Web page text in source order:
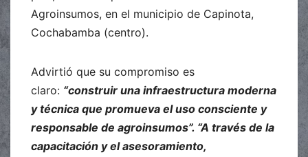
Agroinsumos, en el municipio de Capinota,
Cochabamba (centro).
Advirtió que su compromiso es
claro: “construir una infraestructura moderna
y técnica que promueva el uso consciente y
responsable de agroinsumos”. “A través de la
capacitación y el asesoramiento,